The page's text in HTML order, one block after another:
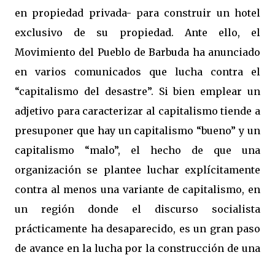
en propiedad privada- para construir un hotel
exclusivo de su propiedad. Ante ello, el
Movimiento del Pueblo de Barbuda ha anunciado
en varios comunicados que lucha contra el
“capitalismo del desastre”. Si bien emplear un
adjetivo para caracterizar al capitalismo tiende a
presuponer que hay un capitalismo “bueno” y un
capitalismo “malo”, el hecho de que una
organización se plantee luchar explícitamente
contra al menos una variante de capitalismo, en
un región donde el discurso socialista
prácticamente ha desaparecido, es un gran paso
de avance en la lucha por la construcción de una